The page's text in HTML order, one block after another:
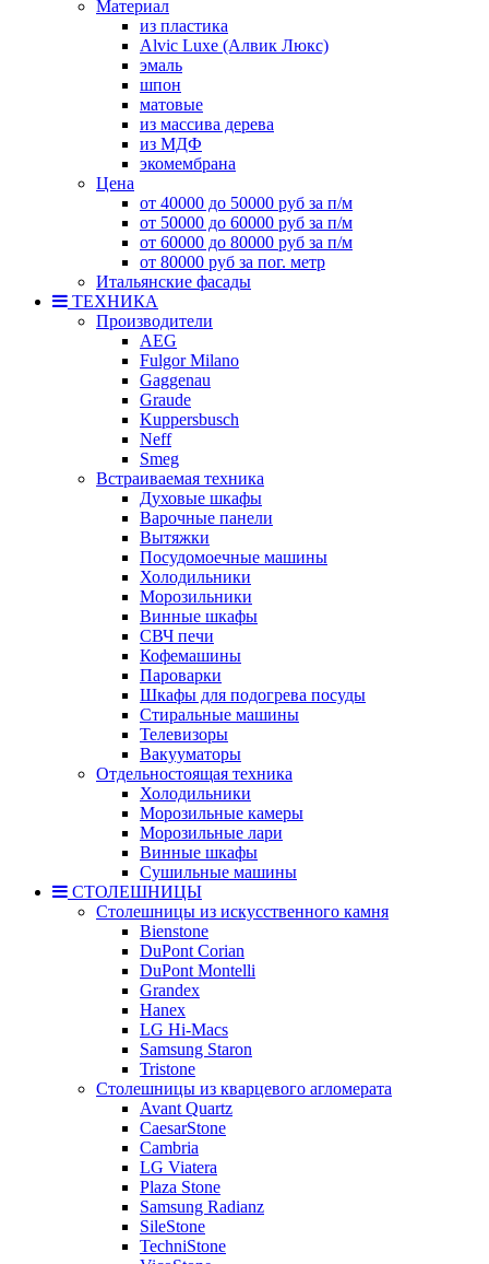
Материал
из пластика
Alvic Luxe (Алвик Люкс)
эмаль
шпон
матовые
из массива дерева
из МДФ
экомембрана
Цена
от 40000 до 50000 руб за п/м
от 50000 до 60000 руб за п/м
от 60000 до 80000 руб за п/м
от 80000 руб за пог. метр
Итальянские фасады
ТЕХНИКА
Производители
AEG
Fulgor Milano
Gaggenau
Graude
Kuppersbusch
Neff
Smeg
Встраиваемая техника
Духовые шкафы
Варочные панели
Вытяжки
Посудомоечные машины
Холодильники
Морозильники
Винные шкафы
СВЧ печи
Кофемашины
Пароварки
Шкафы для подогрева посуды
Стиральные машины
Телевизоры
Вакууматоры
Отдельностоящая техника
Холодильники
Морозильные камеры
Морозильные лари
Винные шкафы
Сушильные машины
СТОЛЕШНИЦЫ
Столешницы из искусственного камня
Bienstone
DuPont Corian
DuPont Montelli
Grandex
Hanex
LG Hi-Macs
Samsung Staron
Tristone
Столешницы из кварцевого агломерата
Avant Quartz
CaesarStone
Cambria
LG Viatera
Plaza Stone
Samsung Radianz
SileStone
TechniStone